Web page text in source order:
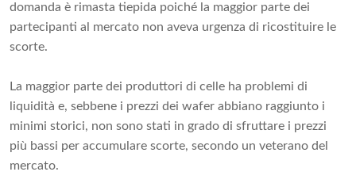
domanda è rimasta tiepida poiché la maggior parte dei
partecipanti al mercato non aveva urgenza di ricostituire le
scorte.
La maggior parte dei produttori di celle ha problemi di
liquidità e, sebbene i prezzi dei wafer abbiano raggiunto i
minimi storici, non sono stati in grado di sfruttare i prezzi
più bassi per accumulare scorte, secondo un veterano del
mercato.